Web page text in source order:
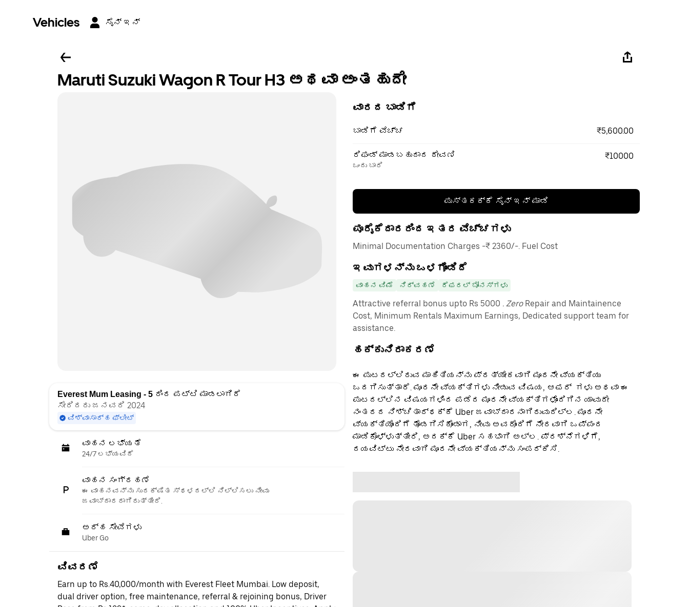
Vehicles ಸೈನ್ ಇನ್
Maruti Suzuki Wagon R Tour H3 ಅಥವಾ ಅಂತಹುದೇ
Everest Mum Leasing - 5 ರಿಂದ ಪಟ್ಟಿ ಮಾಡಲಾಗಿದೆ
ಸೇರಿದರು ಜನವರಿ 2024
ವಿಶ್ವಾಸಾರ್ಹ ಫ್ಲೀಟ್
ವಾಹನ ಲಭ್ಯತೆ
24/7 ಲಭ್ಯವಿದೆ
ವಾಹನ ಸಂಗ್ರಹಣೆ
ಈ ವಾಹನವನ್ನು ಸುರಕ್ಷಿತ ಸ್ಥಳದಲ್ಲಿ ನಿಲ್ಲಿಸಲು ನೀವು
ಜವಾಬ್ದಾರರಾಗಿರುತ್ತೀರಿ.
ಅರ್ಹ ಸೇವೆಗಳು
Uber Go
ವಿವರಣೆ
Earn up to Rs.40,000/month with Everest Fleet Mumbai. Low deposit,
dual driver option, free maintenance, referral & rejoining bonus, Driver
ವಾರದ ಬಾಡಿಗೆ
ಬಾಡಿಗೆ ವೆಚ್ಚ ₹5,600.00
ರಿಫಂಡ್ ಮಾಡಬಹುದಾದ ಠೇವಣಿ
ಒಂದು ಬಾರಿ
₹10000
ಪುಸ್ತಕಕ್ಕೆ ಸೈನ್ ಇನ್ ಮಾಡಿ
ಪೂರೈಕೆದಾರರಿಂದ ಇತರ ವೆಚ್ಚಗಳು
Minimal Documentation Charges -₹ 2360/-. Fuel Cost
ಇವುಗಳನ್ನು ಒಳಗೊಂಡಿದೆ
ವಾಹನ ವಿಮೆ ನಿರ್ವಹಣೆ ರೆಫರಲ್ ಬೋನಸ್‌ಗಳು
Attractive referral bonus upto Rs 5000 . ZeroRepair and Maintainence
Cost, Minimum Rentals Maximum Earnings, Dedicated support team for
assistance.
ಹಕ್ಕುನಿರಾಕರಣೆ
ಈ ಪುಟದಲ್ಲಿರುವ ಮಾಹಿತಿಯನ್ನು ಪ್ರತ್ಯೇಕವಾಗಿ ಮೂರನೇ ವ್ಯಕ್ತಿಯು
ಒದಗಿಸುತ್ತಾರೆ. ಮೂರನೇ ವ್ಯಕ್ತಿಗಳು ನೀಡುವ ವಿಷಯ, ಆಫರ್ ‌ ಗಳು ಅಥವಾ ಈ
ಪುಟದಲ್ಲಿನ ವಿಷಯಗಳಿಂದ ಪಡೆದ ಮೂರನೇ ವ್ಯಕ್ತಿಗಳೊಂದಿಗಿನ ಯಾವುದೇ
ನಂತರದ ನಿಶ್ಚಿತಾರ್ಥಕ್ಕೆ Uber ಜವಾಬ್ದಾರನಾಗಿರುವುದಿಲ್ಲ. ಮೂರನೇ
ವ್ಯಕ್ತಿಯೊಂದಿಗೆ ತೊಡಗಿಸಿಕೊಂಡಾಗ, ನೀವು ಅವರೊಂದಿಗೆ ನೇರವಾಗಿ ಒಪ್ಪಂದ
ಮಾಡಿಕೊಳ್ಳುತ್ತೀರಿ, ಅದಕ್ಕೆ Uber ಸಹಭಾಗಿ ಅಲ್ಲ. ಪ್ರಶ್ನೆಗಳಿಗೆ,
ದಯವಿಟ್ಟು ನೇರವಾಗಿ ಮೂರನೇ ವ್ಯಕ್ತಿಯನ್ನು ಸಂಪರ್ಕಿಸಿ.